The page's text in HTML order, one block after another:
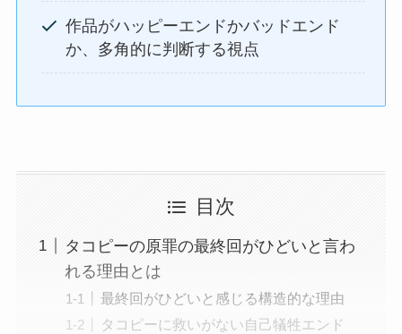
作品がハッピーエンドかバッドエンド
か、多角的に判断する視点
目次
タコピーの原罪の最終回がひどいと言わ
れる理由とは
最終回がひどいと感じる構造的な理由
タコピーに救いがない自己犠牲エンド